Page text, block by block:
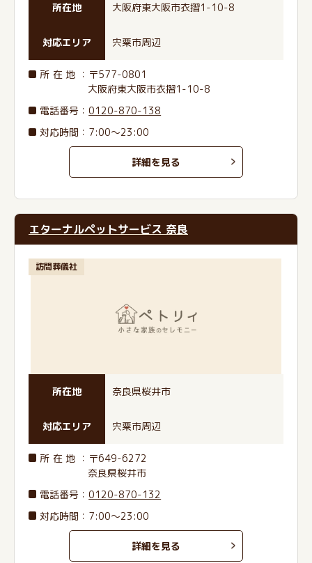
所在地 大阪府東大阪市衣摺1-10-8
対応エリア 宍粟市周辺
所在地 ：〒577-0801
大阪府東大阪市衣摺1-10-8
電話番号 ：0120-870-138
対応時間：7:00～23:00
詳細を見る
エターナルペットサービス 奈良
訪問葬儀社
所在地 奈良県桜井市
対応エリア 宍粟市周辺
所在地 ：〒649-6272
奈良県桜井市
電話番号 ：0120-870-132
対応時間：7:00～23:00
詳細を見る